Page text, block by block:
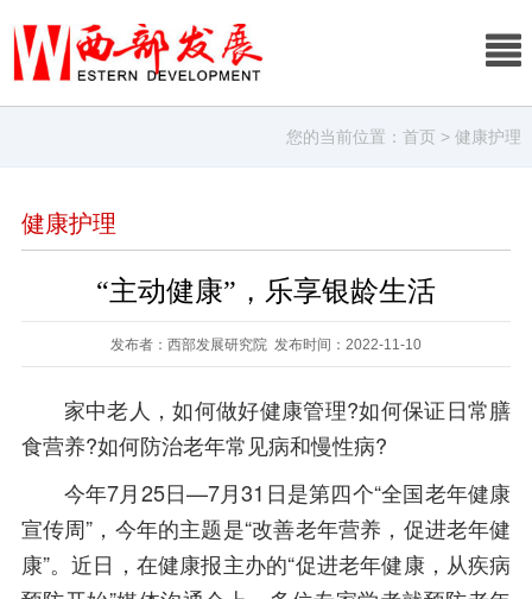
您的当前位置：首页 > 健康护理
健康护理
“主动健康”，乐享银龄生活
发布者：西部发展研究院 发布时间：2022-11-10
家中老人，如何做好健康管理?如何保证日常膳
食营养?如何防治老年常见病和慢性病?
今年7月25日—7月31日是第四个“全国老年健康
宣传周”，今年的主题是“改善老年营养，促进老年健
康”。近日，在健康报主办的“促进老年健康，从疾病